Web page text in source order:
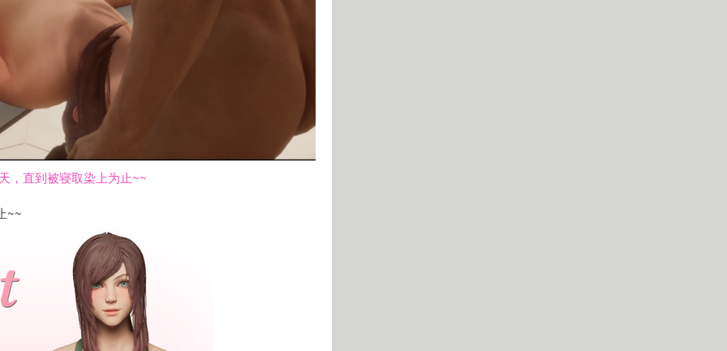
10分 100
200分
，直到被寝取染上为止~~
~~
分享本文封面
分享到微博
下载封面
温馨提示 非赞助者的弹出广告， 多点点广告可以降低出现频率